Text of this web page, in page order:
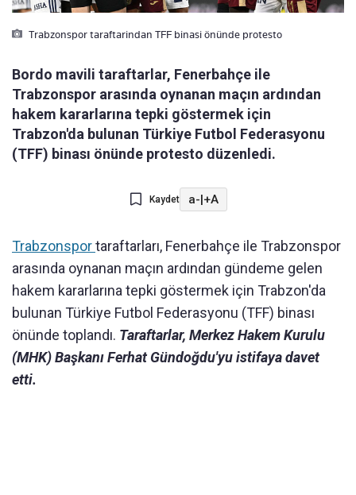
Trabzonspor taraftarindan TFF binasi önünde protesto
Bordo mavili taraftarlar, Fenerbahçe ile
Trabzonspor arasında oynanan maçın ardından
hakem kararlarına tepki göstermek için
Trabzon'da bulunan Türkiye Futbol Federasyonu
(TFF) binası önünde protesto düzenledi.
Kaydet a-|+A
Trabzonsportaraftarları, Fenerbahçe ile Trabzonspor
arasında oynanan maçın ardından gündeme gelen
hakem kararlarına tepki göstermek için Trabzon'da
bulunan Türkiye Futbol Federasyonu (TFF) binası
önünde toplandı. Taraftarlar, Merkez Hakem Kurulu
(MHK) Başkanı Ferhat Gündoğdu'yu istifaya davet
etti.